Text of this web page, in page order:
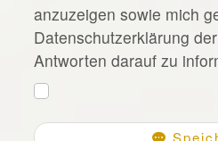
anzuzeigen sowie mich
Datenschutzerklärung
Antworten darauf zu